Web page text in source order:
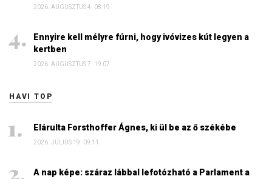
2026. AUGUSZTUS 4. 08:19
Ennyire kell mélyre fúrni, hogy ivóvizes kút legyen a
kertben
2026. AUGUSZTUS 7. 19:07
HAVI TOP
Elárulta Forsthoffer Ágnes, ki ül be az ő székébe
2026. JÚLIUS 19. 09:11
A nap képe: száraz lábbal lefotózható a Parlament a